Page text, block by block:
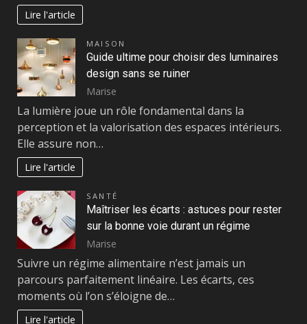
Lire l'article
MAISON
Guide ultime pour choisir des luminaires
design sans se ruiner
Marise
La lumière joue un rôle fondamental dans la
perception et la valorisation des espaces intérieurs.
Elle assure non…
Lire l'article
SANTÉ
Maîtriser les écarts : astuces pour rester
sur la bonne voie durant un régime
Marise
Suivre un régime alimentaire n’est jamais un
parcours parfaitement linéaire. Les écarts, ces
moments où l’on s’éloigne de…
Lire l'article